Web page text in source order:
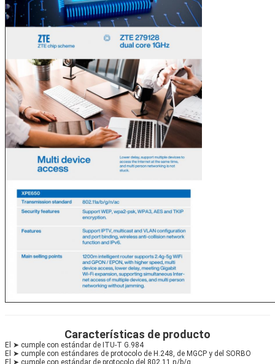
Características de producto
El ➤ cumple con estándar de ITU-T G.984
El ➤ cumple con estándares de protocolo de H.248, de MGCP y del SORBO
El ➤ cumple con estándar de protocolo del 802.11 n/b/g